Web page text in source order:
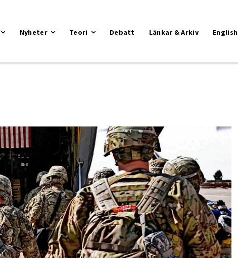
Nyheter Teori Debatt Länkar & Arkiv English